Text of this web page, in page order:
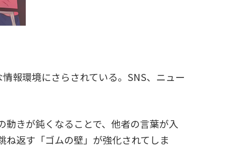
報環境にさらされている。SNS、ニュー
動きが鈍くなることで、他者の言葉が入
ね返す「ゴムの壁」が強化されてしま